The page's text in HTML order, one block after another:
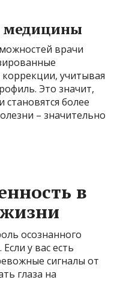
медицины
врачи
учитывая
Это значит,
более
– значительно
в
осознанного
у вас есть
сигналы от
глаза на